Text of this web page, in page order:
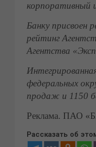
корпоративный
Банку присвоен
рейтинг
Агентства
федеральных
продаж и 1 150
Реклама. ПАО
Рассказать об